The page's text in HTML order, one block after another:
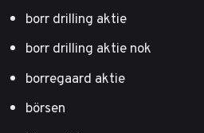
borr drilling aktie
borr drilling aktie nok
borregaard aktie
börsen